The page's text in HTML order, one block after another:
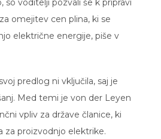
omejitev cen plina, ki se
električne energije, piše v
Med temi je von der Leyen
vpliv za države članice, ki
za proizvodnjo elektrike.